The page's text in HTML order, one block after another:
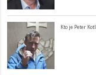
Kto je Peter